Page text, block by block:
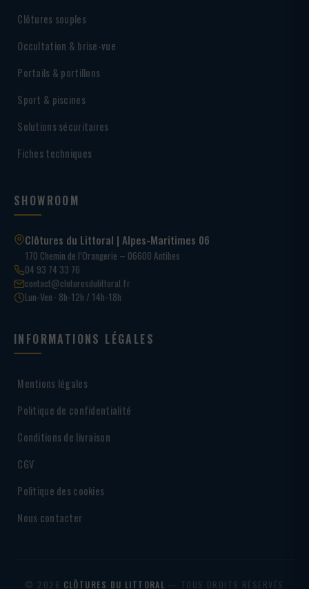
Clôtures souples
Occultation & brise-vue
Portails & portillons
Sport & piscines
Solutions sécuritaires
Fiches techniques
SHOWROOM
Clôtures du Littoral | Alpes-Maritimes 06
170 Chemin de l’Orangerie – 06600 Antibes
04 93 74 33 76
contact@cloturesdulittoral.fr
Lun-Ven · 8h-12h / 14h-18h
INFORMATIONS LÉGALES
Mentions légales
Politique de confidentialité
Conditions de livraison
CGV
Politique des cookies
Nous contacter
© 2026 CLÔTURES DU LITTORAL — TOUS DROITS RÉSERVÉS